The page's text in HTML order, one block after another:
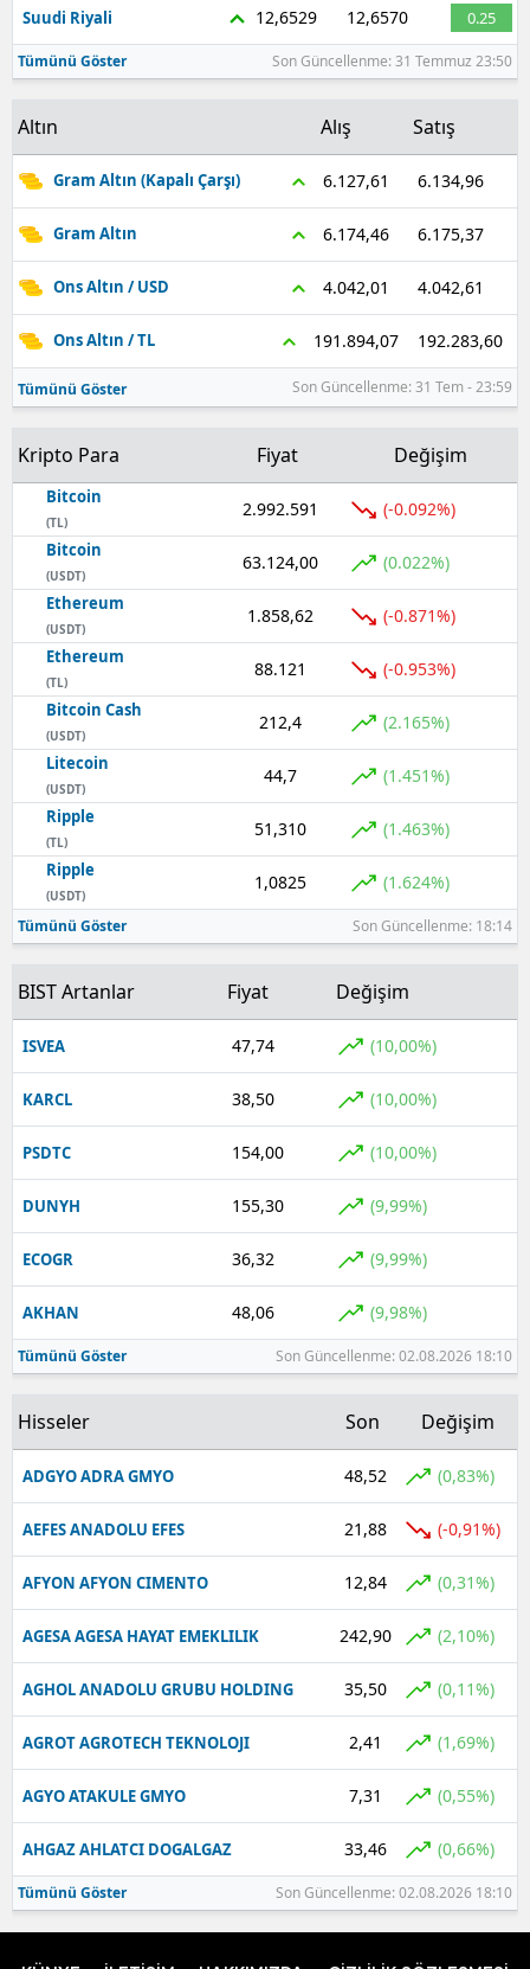
Suudi Riyali 12,6529 12,6570 0.25
Tümünü Göster Son Güncellenme: 31 Temmuz 23:50
Altın Alış Satış
Gram Altın (Kapalı Çarşı) 6.127,61 6.134,96
Gram Altın 6.174,46 6.175,37
Ons Altın / USD 4.042,01 4.042,61
Ons Altın / TL 191.894,07 192.283,60
Tümünü Göster Son Güncellenme: 31 Tem - 23:59
Kripto Para Fiyat Değişim
Bitcoin
(TL)
2.992.591 (-0.092%)
Bitcoin
(USDT)
63.124,00 (0.022%)
Ethereum
(USDT)
1.858,62 (-0.871%)
Ethereum
(TL)
88.121 (-0.953%)
Bitcoin Cash
(USDT)
212,4 (2.165%)
Litecoin
(USDT)
44,7 (1.451%)
Ripple
(TL)
51,310 (1.463%)
Ripple
(USDT)
1,0825 (1.624%)
Tümünü Göster Son Güncellenme: 18:14
BIST Artanlar Fiyat Değişim
ISVEA 47,74 (10,00%)
KARCL 38,50 (10,00%)
PSDTC 154,00 (10,00%)
DUNYH 155,30 (9,99%)
ECOGR 36,32 (9,99%)
AKHAN 48,06 (9,98%)
Tümünü Göster Son Güncellenme: 02.08.2026 18:10
Hisseler Son Değişim
ADGYO ADRA GMYO 48,52 (0,83%)
AEFES ANADOLU EFES 21,88 (-0,91%)
AFYON AFYON CIMENTO 12,84 (0,31%)
AGESA AGESA HAYAT EMEKLILIK 242,90 (2,10%)
AGHOL ANADOLU GRUBU HOLDING 35,50 (0,11%)
AGROT AGROTECH TEKNOLOJI 2,41 (1,69%)
AGYO ATAKULE GMYO 7,31 (0,55%)
AHGAZ AHLATCI DOGALGAZ 33,46 (0,66%)
Tümünü Göster Son Güncellenme: 02.08.2026 18:10